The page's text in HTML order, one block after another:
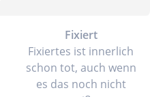
Fixiert
Fixiertes ist innerlich
schon tot, auch wenn
es das noch nicht